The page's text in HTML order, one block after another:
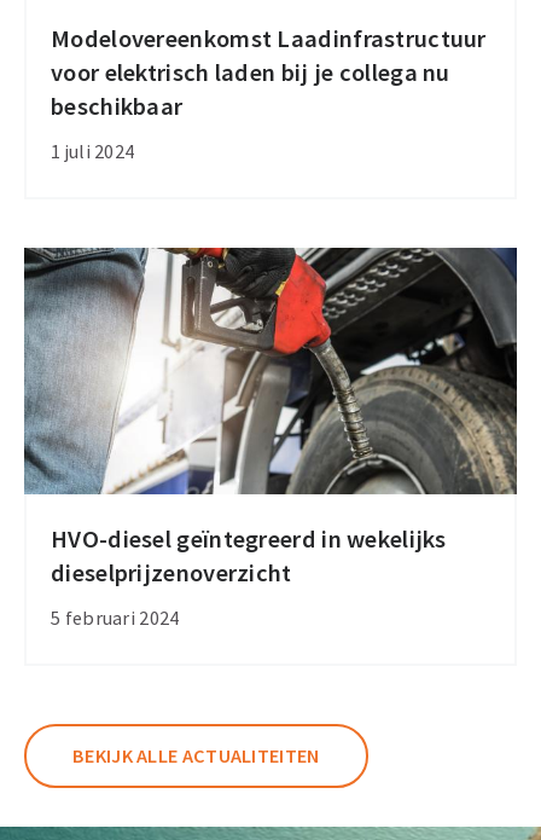
Modelovereenkomst Laadinfrastructuur
voor elektrisch laden bij je collega nu
beschikbaar
1 juli 2024
Modelovereenkomst
Laadinfrastructuur
voor
elektrisch
je
collega
nu
beschikbaar
HVO-diesel geïntegreerd in wekelijks
dieselprijzenoverzicht
5 februari 2024
HVO-
diesel
geïntegreerd
BEKIJK ALLE ACTUALITEITEN